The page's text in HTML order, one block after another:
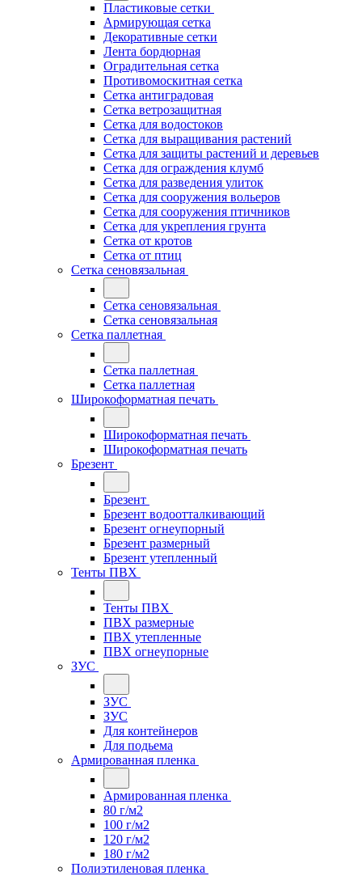
Пластиковые сетки
Армирующая сетка
Декоративные сетки
Лента бордюрная
Оградительная сетка
Противомоскитная сетка
Сетка антиградовая
Сетка ветрозащитная
Сетка для водостоков
Сетка для выращивания растений
Сетка для защиты растений и деревьев
Сетка для ограждения клумб
Сетка для разведения улиток
Сетка для сооружения вольеров
Сетка для сооружения птичников
Сетка для укрепления грунта
Сетка от кротов
Сетка от птиц
Сетка сеновязальная
Сетка сеновязальная
Сетка сеновязальная
Сетка паллетная
Сетка паллетная
Сетка паллетная
Широкоформатная печать
Широкоформатная печать
Широкоформатная печать
Брезент
Брезент
Брезент водоотталкивающий
Брезент огнеупорный
Брезент размерный
Брезент утепленный
Тенты ПВХ
Тенты ПВХ
ПВХ размерные
ПВХ утепленные
ПВХ огнеупорные
ЗУС
ЗУС
ЗУС
Для контейнеров
Для подьема
Армированная пленка
Армированная пленка
80 г/м2
100 г/м2
120 г/м2
180 г/м2
Полиэтиленовая пленка